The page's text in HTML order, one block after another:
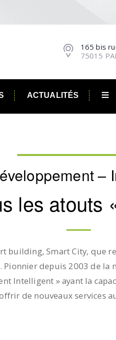
165 bis
75015
ACTUALITÉS
–
les atouts
building, Smart City, que
depuis 2003 de
Intelligent » ayant la
de nouveaux services